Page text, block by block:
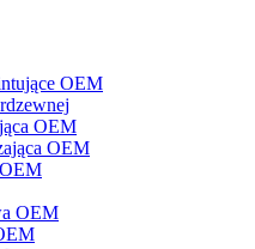
OEM
OEM
OEM
OEM